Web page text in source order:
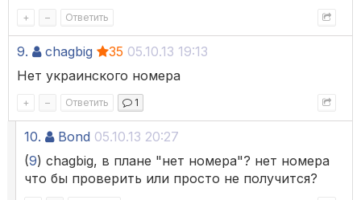
+ – Ответить
9. chagbig 35 05.10.13 19:13
Нет украинского номера
+ – Ответить 1
10. Bond 05.10.13 20:27
(9) chagbig, в плане "нет номера"? нет номера
что бы проверить или просто не получится?